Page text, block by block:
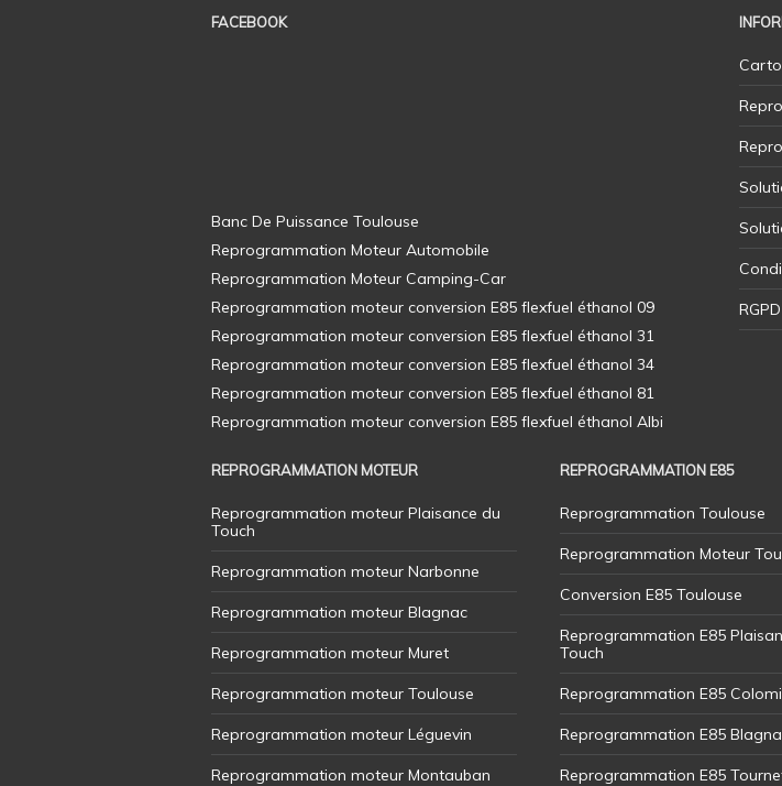
FACEBOOK
RGPD
REPROGRAMMATION MOTEUR
Reprogrammation moteur Plaisance du
Touch
Reprogrammation moteur Narbonne
Reprogrammation moteur Blagnac
Reprogrammation moteur Muret
Reprogrammation moteur Toulouse
Reprogrammation moteur Léguevin
Reprogrammation moteur Montauban
REPROGRAMMATION E85
Reprogrammation Toulouse
Reprogrammation Moteur
Conversion E85 Toulouse
Reprogrammation E85
Touch
Reprogrammation E85
Reprogrammation E85
Reprogrammation E85
Banc De Puissance Toulouse
Reprogrammation Moteur Automobile
Reprogrammation Moteur Camping-Car
Reprogrammation moteur conversion E85 flexfuel éthanol 09
Reprogrammation moteur conversion E85 flexfuel éthanol 31
Reprogrammation moteur conversion E85 flexfuel éthanol 34
Reprogrammation moteur conversion E85 flexfuel éthanol 81
Reprogrammation moteur conversion E85 flexfuel éthanol Albi